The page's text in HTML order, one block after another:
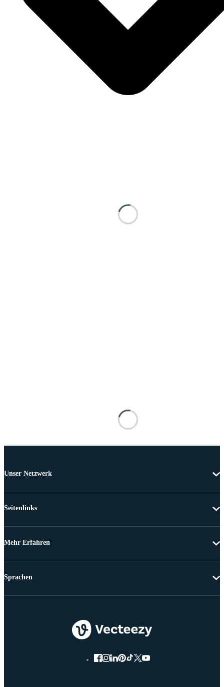
Unser Netzwerk
Seitenlinks
Mehr Erfahren
Sprachen